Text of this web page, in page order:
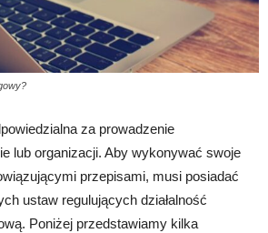
za prowadzenie
lub organizacji. Aby wykonywać swoje
przepisami, musi posiadać
ustaw regulujących działalność
Poniżej przedstawiamy kilka